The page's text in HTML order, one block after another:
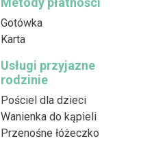
Gotówka
Karta
Usługi przyjazne
rodzinie
Pościel dla dzieci
Wanienka do kąpieli
Przenośne łóżeczko